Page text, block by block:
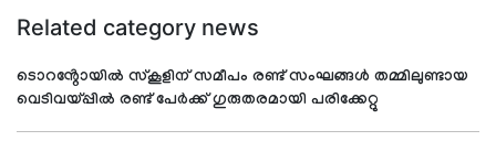
Related category news
ടൊറൻ്റോയിൽ സ്കൂളിന് സമീപം രണ്ട് സംഘങ്ങൾ തമ്മിലുണ്ടായ
വെടിവയ്പ്പിൽ രണ്ട് പേർക്ക് ഗുരുതരമായി പരിക്കേറ്റു